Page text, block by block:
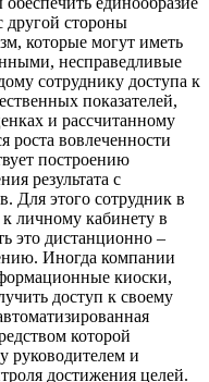
другой стороны
которые могут иметь
несправедливые
сотруднику доступа к
показателей,
и рассчитанному
роста вовлеченности
построению
результата с
Для этого сотрудник в
личному кабинету в
это дистанционно –
Иногда компании
киоски,
доступ к своему
которой
руководителем и
достижения целей.